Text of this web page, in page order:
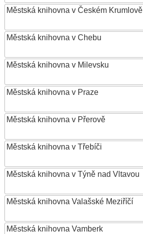
Městská knihovna v Českém Krumlově
Městská knihovna v Chebu
Městská knihovna v Milevsku
Městská knihovna v Praze
Městská knihovna v Přerově
Městská knihovna v Třebíči
Městská knihovna v Týně nad Vltavou
Městská knihovna Valašské Meziříčí
Městská knihovna Vamberk